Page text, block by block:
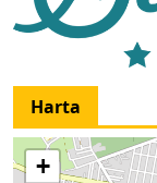
Harta
+